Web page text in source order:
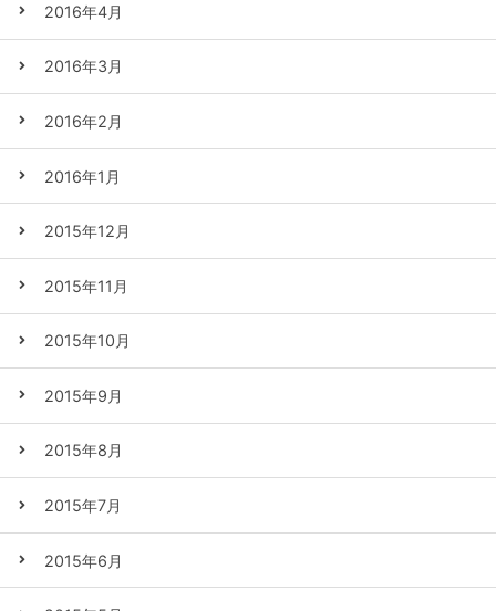
2016年4月
2016年3月
2016年2月
2016年1月
2015年12月
2015年11月
2015年10月
2015年9月
2015年8月
2015年7月
2015年6月